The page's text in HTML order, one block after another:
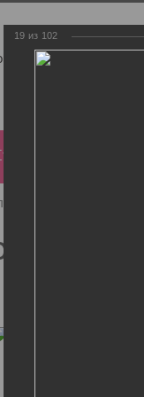
О нас
Бутик
19 из 102